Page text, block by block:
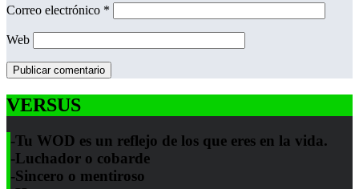
Correo electrónico *
Web
VERSUS
-Tu WOD es un reflejo de los que eres en la vida.
-Luchador o cobarde
-Sincero o mentiroso